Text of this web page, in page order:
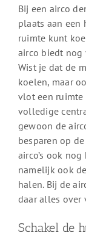
Bij een airco
plaats aan een
ruimte kunt
airco biedt nog
Wist je dat de
koelen, maar
vlot een ruimte
volledige
gewoon de
besparen op
airco’s ook
namelijk ook
halen. Bij de
daar alles over
Schakel de